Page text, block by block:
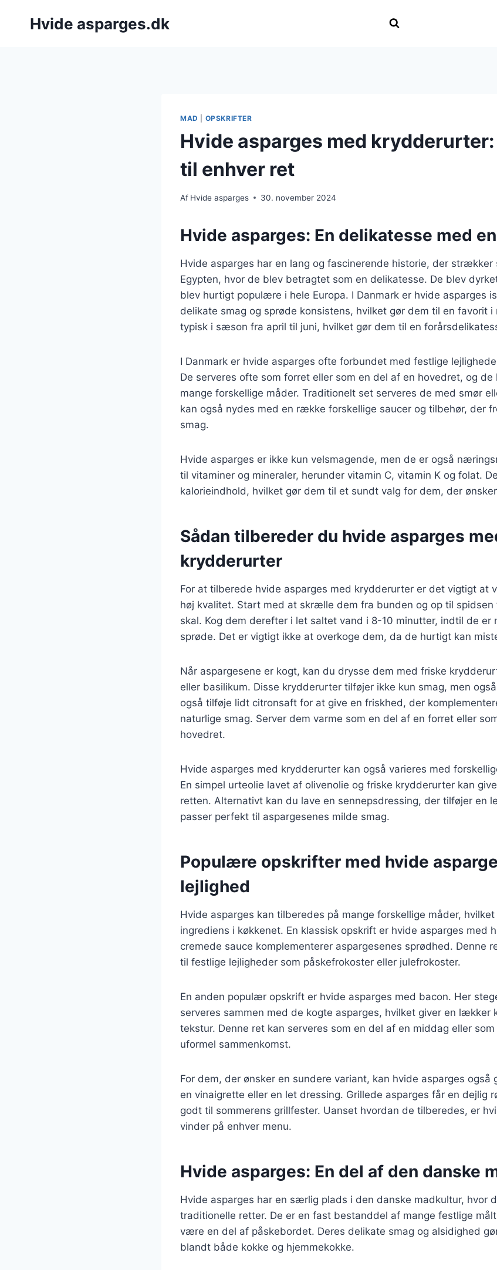
Hvide asparges.dk
MAD OPSKRIFTER
Hvide asparges med
til enhver ret
Af Hvide asparges 30. november 2024
Hvide asparges: En delikatesse med
Hvide asparges har en lang og fascinerende historie, der
Egypten, hvor de blev betragtet som en delikatesse. De blev
blev hurtigt populære i hele Europa. I Danmark er hvide asparges
delikate smag og sprøde konsistens, hvilket gør dem til en favorit i
typisk i sæson fra april til juni, hvilket gør dem til en
I Danmark er hvide asparges ofte forbundet med festlige
De serveres ofte som forret eller som en del af en hovedret, og de
mange forskellige måder. Traditionelt set serveres de med smør
kan også nydes med en række forskellige saucer og tilbehør, der
smag.
Hvide asparges er ikke kun velsmagende, men de er også
til vitaminer og mineraler, herunder vitamin C, vitamin K og folat.
kalorieindhold, hvilket gør dem til et sundt valg for dem, der
Sådan tilbereder du hvide asparges
krydderurter
For at tilberede hvide asparges med krydderurter er det vigtigt at
høj kvalitet. Start med at skrælle dem fra bunden og op til
skal. Kog dem derefter i let saltet vand i 8-10 minutter, indtil de er
sprøde. Det er vigtigt ikke at overkoge dem, da de hurtigt kan
Når aspargesene er kogt, kan du drysse dem med friske
eller basilikum. Disse krydderurter tilføjer ikke kun smag, men
også tilføje lidt citronsaft for at give en friskhed, der
naturlige smag. Server dem varme som en del af en forret eller
hovedret.
Hvide asparges med krydderurter kan også varieres med
En simpel urteolie lavet af olivenolie og friske krydderurter kan
retten. Alternativt kan du lave en sennepsdressing, der tilføjer en
passer perfekt til aspargesenes milde smag.
Populære opskrifter med hvide
lejlighed
Hvide asparges kan tilberedes på mange forskellige måder,
ingrediens i køkkenet. En klassisk opskrift er hvide asparges med
cremede sauce komplementerer aspargesenes sprødhed. Denne
til festlige lejligheder som påskefrokoster eller julefrokoster.
En anden populær opskrift er hvide asparges med bacon. Her
serveres sammen med de kogte asparges, hvilket giver en lækker
tekstur. Denne ret kan serveres som en del af en middag eller
uformel sammenkomst.
For dem, der ønsker en sundere variant, kan hvide asparges også
en vinaigrette eller en let dressing. Grillede asparges får en dejlig
godt til sommerens grillfester. Uanset hvordan de tilberedes, er
vinder på enhver menu.
Hvide asparges: En del af den danske
Hvide asparges har en særlig plads i den danske madkultur, hvor
traditionelle retter. De er en fast bestanddel af mange festlige
være en del af påskebordet. Deres delikate smag og alsidighed
blandt både kokke og hjemmekokke.